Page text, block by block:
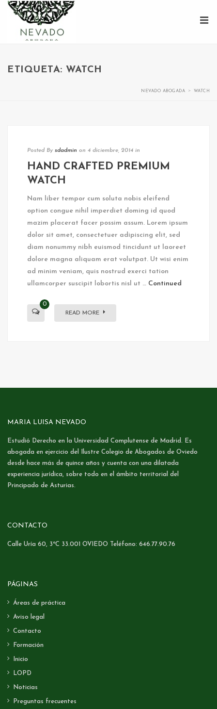
ETIQUETA: WATCH
NEVADO ABOGADA > WATCH
Posted By sdadmin on 4 diciembre, 2014 in
HAND CRAFTED PREMIUM
WATCH
Nam liber tempor cum soluta nobis eleifend
option congue nihil imperdiet doming id quod
mazim placerat facer possim assum. Lorem ipsum
dolor sit amet, consectetuer adipiscing elit, sed
diam nonummy nibh euismod tincidunt ut laoreet
dolore magna aliquam erat volutpat. Ut wisi enim
ad minim veniam, quis nostrud exerci tation
ullamcorper suscipit lobortis nisl ut … Continued
0
READ MORE
MARIA LUISA NEVADO
Estudió Derecho en la Universidad Complutense de Madrid. Es
abogada en ejercicio del Ilustre Colegio de Abogados de Oviedo
desde hace más de quince años y cuenta con una dilatada
experiencia jurídica, sobre todo en el ámbito territorial del
Principado de Asturias.
CONTACTO
Calle Uría 60, 3ºC 33.001 OVIEDO Teléfono: 646.77.90.76
PÁGINAS
Áreas de práctica
Aviso legal
Contacto
Formación
Inicio
LOPD
Noticias
Preguntas frecuentes